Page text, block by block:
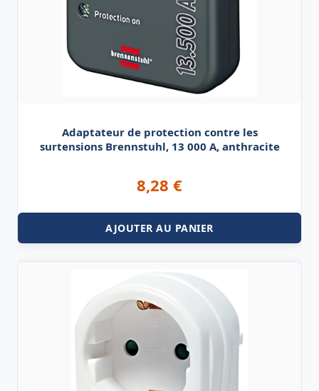
Adaptateur de protection contre les
surtensions Brennstuhl, 13 000 A, anthracite
8,28 €
AJOUTER AU PANIER